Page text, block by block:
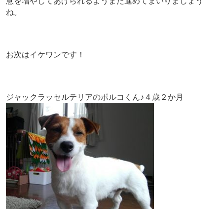
ね。
お次はイケワンです！
ジャックラッセルテリアのポルコくん♪４歳２か月